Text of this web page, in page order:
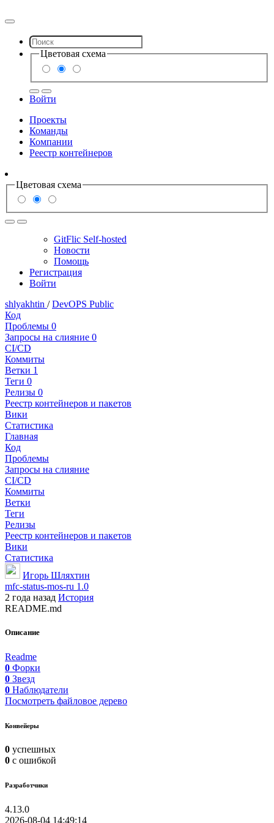
Цветовая схема
Войти
Проекты
Команды
Компании
Реестр контейнеров
Цветовая схема
GitFlic Self-hosted
Новости
Помощь
Регистрация
Войти
shlyakhtin / DevOPS Public
Код
Проблемы 0
Запросы на слияние 0
CI/CD
Коммиты
Ветки 1
Теги 0
Релизы 0
Реестр контейнеров и пакетов
Вики
Статистика
Главная
Код
Проблемы
Запросы на слияние
CI/CD
Коммиты
Ветки
Теги
Релизы
Реестр контейнеров и пакетов
Вики
Статистика
Игорь Шляхтин
mfc-status-mos-ru 1.0
2 года назад История
README.md
Описание
Readme
0 Форки
0 Звезд
0 Наблюдатели
Посмотреть файловое дерево
Конвейеры
0 успешных
0 с ошибкой
Разработчики
4.13.0
2026-08-04 14:49:14